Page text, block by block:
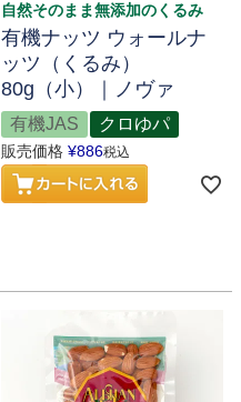
自然そのまま無添加のくるみ
有機ナッツ ウォールナ
ッツ（くるみ）
80g（小）｜ノヴァ
有機JAS クロゆパ
販売価格 ¥886税込